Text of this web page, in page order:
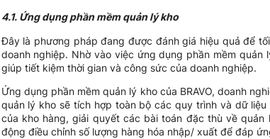
4.1. Ứng dụng phần mềm quản lý kho
Đây là phương pháp đang được đánh giá hiệu quả để
doanh nghiệp. Nhờ vào việc ứng dụng phần mềm
giúp tiết kiệm thời gian và công sức của doanh nghiệp.
Ứng dụng phần mềm quản lý kho của BRAVO, doanh
quản lý kho sẽ tích hợp toàn bộ các quy trình và dữ
của kho hàng, giải quyết các bài toán đặc thù về
động điều chỉnh số lượng hàng hóa nhập/ xuất để đáp